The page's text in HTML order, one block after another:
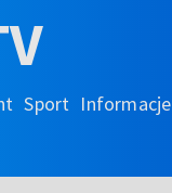
Sport Informacje